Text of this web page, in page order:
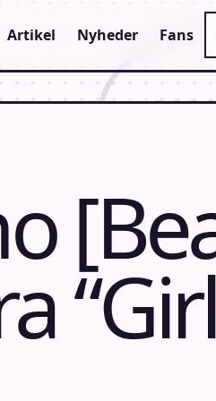
Artikel Nyheder Fans